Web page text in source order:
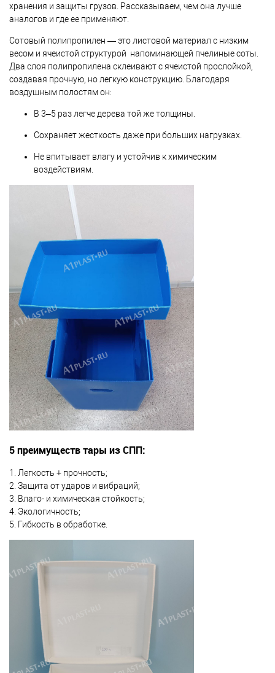
хранения и защиты грузов. Рассказываем, чем она лучше
аналогов и где ее применяют.
Сотовый полипропилен — это листовой материал с низким
весом и ячеистой структурой напоминающей пчелиные соты.
Два слоя полипропилена склеивают с ячеистой прослойкой,
создавая прочную, но легкую конструкцию. Благодаря
воздушным полостям он:
В 3–5 раз легче дерева той же толщины.
Сохраняет жесткость даже при больших нагрузках.
Не впитывает влагу и устойчив к химическим
воздействиям.
5 преимуществ тары из СПП:
1. Легкость + прочность;
2. Защита от ударов и вибраций;
3. Влаго- и химическая стойкость;
4. Экологичность;
5. Гибкость в обработке.